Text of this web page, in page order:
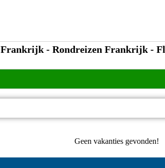
Frankrijk - Rondreizen Frankrijk -
Geen vakanties gevonden!